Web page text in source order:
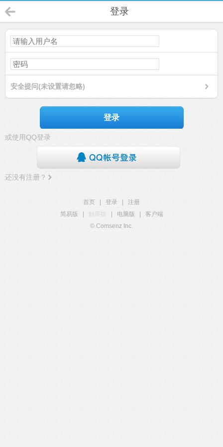
登录
安全提问(未设置请忽略)
登录
或使用QQ登录
还没有注册？
首页 登录
注册
简易版
触屏版 电脑版
客户端
© Comsenz Inc.